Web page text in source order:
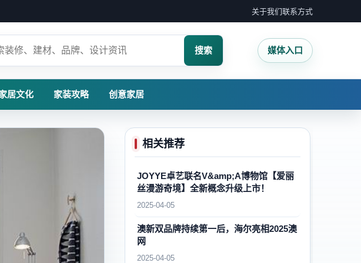
关于我们联系方式
搜索 媒体入口
居文化 家装攻略 创意家居
相关推荐
JOYYE卓艺联名V&amp;A博物馆【爱丽
丝漫游奇境】全新概念升级上市！
2025-04-05
澳新双品牌持续第一后，海尔亮相2025澳
网
2025-04-05